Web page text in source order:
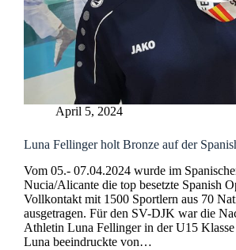
April 5, 2024
Luna Fellinger holt Bronze auf der
Vom 05.- 07.04.2024 wurde im
Nucia/Alicante die top besetzte Spanish
Vollkontakt mit 1500 Sportlern aus 70
ausgetragen. Für den SV-DJK war die
Athletin Luna Fellinger in der U15 Klasse
Luna beeindruckte von…